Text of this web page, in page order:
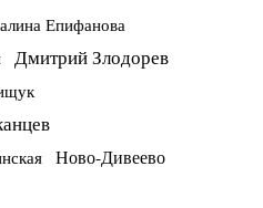
Епифанова
Дмитрий Злодорев
Ново-Дивеево